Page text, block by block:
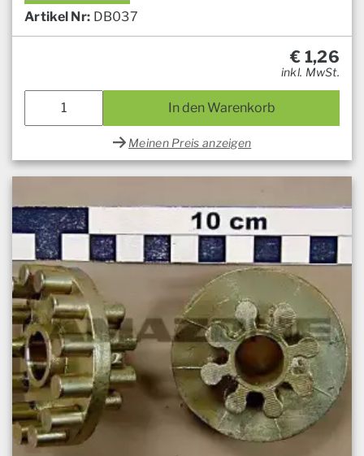
Artikel Nr: DB037
€ 1,26
inkl. MwSt.
In den Warenkorb
Meinen Preis anzeigen